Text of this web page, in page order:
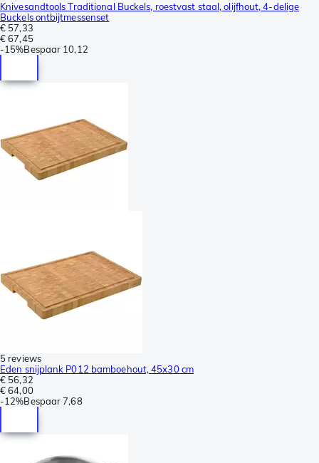
Knivesandtools Traditional Buckels, roestvast staal, olijfhout, 4-delige
Buckels ontbijtmessenset
€ 57,33
€ 67,45
-15%Bespaar 10,12
5 reviews
Eden snijplank P012 bamboehout, 45x30 cm
€ 56,32
€ 64,00
-12%Bespaar 7,68